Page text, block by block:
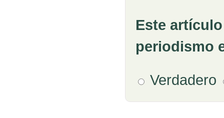
Pregunta 6
Este
periodismo
Verdadero